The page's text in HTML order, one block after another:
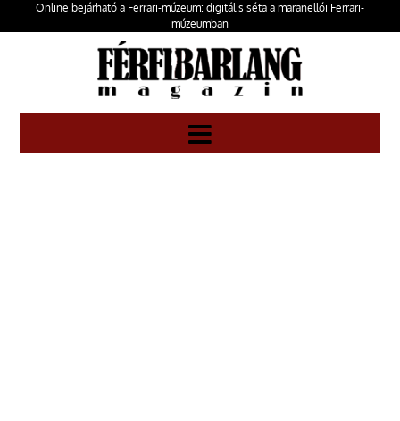
Online bejárható a Ferrari-múzeum: digitális séta a maranellói Ferrari-
múzeumban